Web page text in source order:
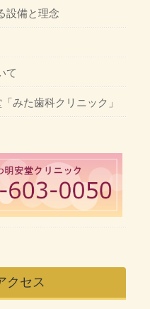
設備と理念
て
みた歯科クリニック」
クセス